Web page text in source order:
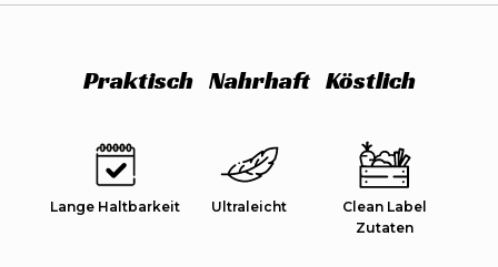
Praktisch Nahrhaft Köstlich
Lange Haltbarkeit Ultraleicht
Clean Label
Zutaten